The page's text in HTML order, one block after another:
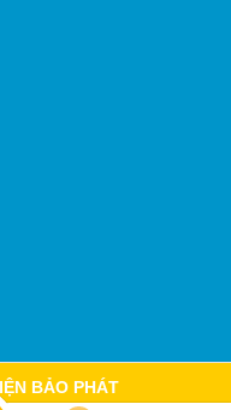
BẢO PHÁT